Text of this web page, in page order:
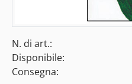
N. di art.:
Disponibile:
Consegna: